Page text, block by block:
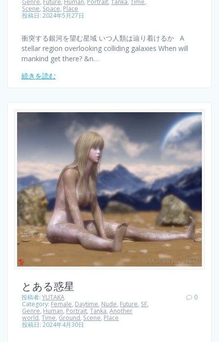
Genre, Future, Human, Portrait,Tanka,Time,
Scene, Space, Place
投稿日: 2024年5月27日
衝突する銀河を望む星域 いつ人類は辿り着けるか A
stellar region overlooking colliding galaxies When will
mankind get there? &n…
続きを読む
とある惑星
投稿者: YUTAKA
Category: Female, Daytime, Nude, Future, SF,
Genre, Human, Portrait,Tanka,Another
world,Time, Ground, Scene, Place
投稿日: 2024年4月30日
0